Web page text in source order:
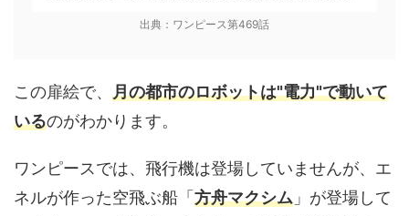
出典：ワンピース第469話
この扉絵で、 月の都市のロボットは"電力"で動いて
いるのがわかります。
ワンピースでは、飛行機は登場していませんが、エ
ネルが作った空飛ぶ船「 方舟マクシム 」が登場して